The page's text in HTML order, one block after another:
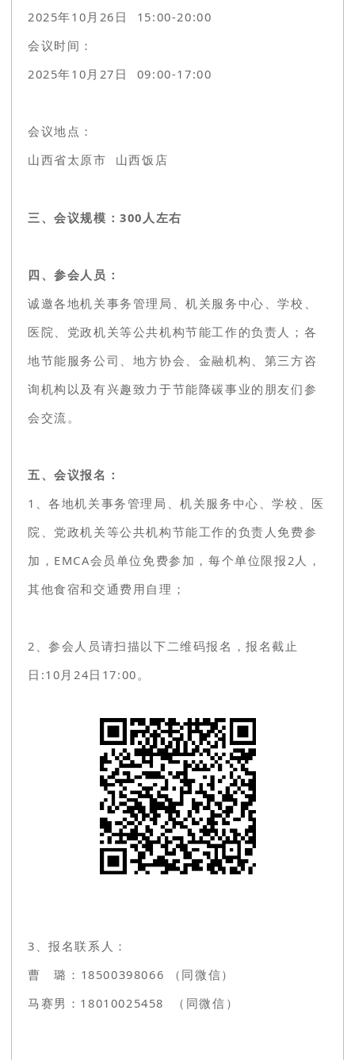
2025年10月26日 15:00-20:00
会议时间：
2025年10月27日 09:00-17:00
会议地点：
山西省太原市
山西饭店
三、会议规模：300人左右
四、参会人员：
诚邀各地机关事务管理局、机关服务中心、学校、
医院、党政机关等公共机构节能工作的负责人；各
地节能服务公司、地方协会、金融机构、第三方咨
询机构以及有兴趣致力于节能降碳事业的朋友们参
会交流。
五、会议报名：
1、各地机关事务管理局、机关服务中心、学校、医
院、党政机关等公共机构节能工作的负责人免费参
加，EMCA会员单位免费参加，每个单位限报2人，
其他食宿和交通费用自理；
2、参会人员请扫描以下二维码报名，报名截止
日:10月24日17:00 。
3、报名联系人：
曹 璐：18500398066 （同微信）
马赛男：18010025458 （同微信）